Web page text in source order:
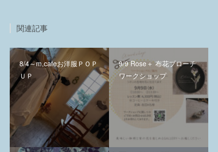
関連記事
8/4～m,cafeお洋服ＰＯＰ
ＵＰ
9/9 Rose＋ 布花ブローチ
ワークショップ